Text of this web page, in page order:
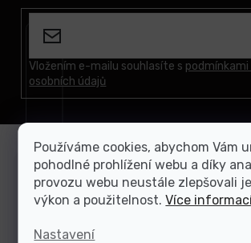
Používáme cookies, abychom Vám
pohodlné prohlížení webu a díky
provozu webu neustále zlepšovali
výkon a použitelnost.Více
Nastavení
Vložením e-mailu souhlasíte s
osobních údajů
Zákaznická podpora
Jsme tu, když si nevíte